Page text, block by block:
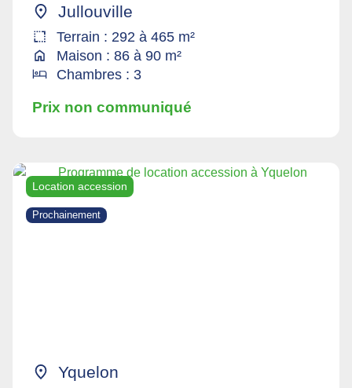
Jullouville
Terrain : 292 à 465 m²
Maison : 86 à 90 m²
Chambres : 3
Prix non communiqué
Location accession
Prochainement
Yquelon